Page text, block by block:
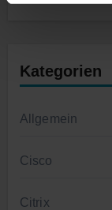
Kategorien
Allgemein
Cisco
Citrix